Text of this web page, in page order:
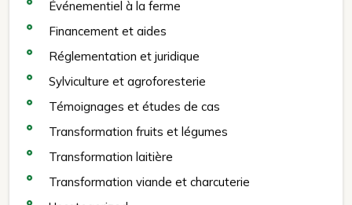
Événementiel à la ferme
Financement et aides
Réglementation et juridique
Sylviculture et agroforesterie
Témoignages et études de cas
Transformation fruits et légumes
Transformation laitière
Transformation viande et charcuterie